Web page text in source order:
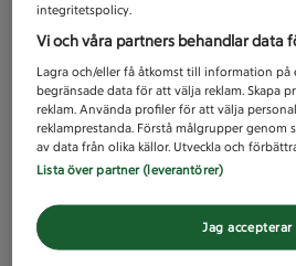
integritetspolicy.
Vi och våra partners behandlar data
Lagra och/eller få åtkomst till information på
begränsade data för att välja reklam. Skapa
reklam. Använda profiler för att välja
reklamprestanda. Förstå målgrupper genom
av data från olika källor. Utveckla och
Lista över partner (leverantörer)
Jag accepterar